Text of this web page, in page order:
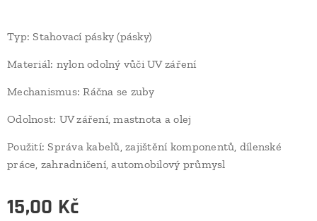
Typ: Stahovací pásky (pásky)
Materiál: nylon odolný vůči UV záření
Mechanismus: Ráčna se zuby
Odolnost: UV záření, mastnota a olej
Použití: Správa kabelů, zajištění komponentů, dílenské
práce, zahradničení, automobilový průmysl
15,00 Kč